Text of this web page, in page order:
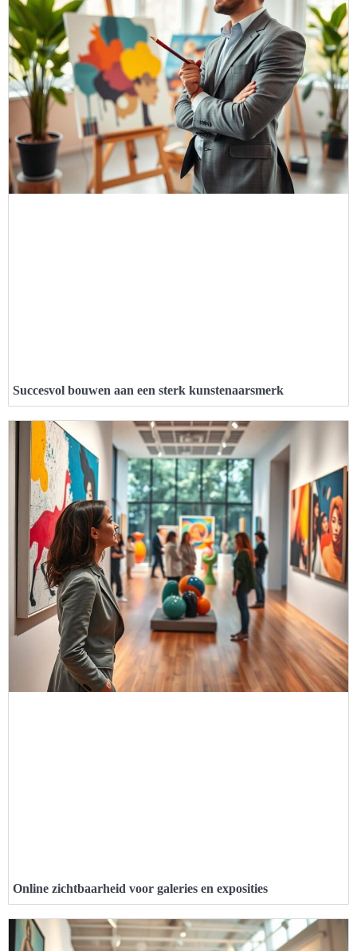
Succesvol bouwen aan een sterk kunstenaarsmerk
Online zichtbaarheid voor galeries en exposities